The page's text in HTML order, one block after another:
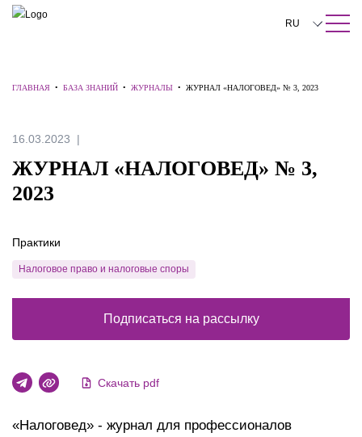
ПОИСК ПО САЙТУ Закрыть
RU
中文
Türkçe
ГЛАВНАЯ • БАЗА ЗНАНИЙ • ЖУРНАЛЫ • ЖУРНАЛ «НАЛОГОВЕД» № 3, 2023
16.03.2023
ЖУРНАЛ «НАЛОГОВЕД» № 3,
2023
Скачать pdf
«Налоговед» - журнал для профессионалов
Практики
Налоговое право и налоговые споры
Подписаться на рассылку